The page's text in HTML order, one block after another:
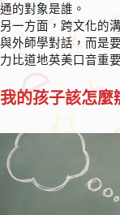
通的對象是誰。
另一方面，跨文化的
與外師學對話，而是
力比道地英美口音重
我的孩子該怎麼